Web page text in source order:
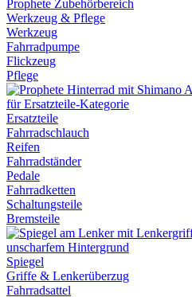
Werkzeug & Pflege
Werkzeug
Fahrradpumpe
Flickzeug
Pflege
Ersatzteile
Fahrradschlauch
Reifen
Fahrradständer
Pedale
Fahrradketten
Schaltungsteile
Bremsteile
Spiegel
Griffe & Lenkerüberzug
Fahrradsattel